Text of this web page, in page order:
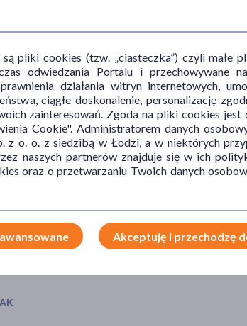
smaku i naturalnie
osób, które chcą
smoothie, owsianki czy
z dala od bezpośredniego
miodu jest zjawiskiem
pliki cookies (tzw. „ciasteczka”) czyli małe
odwiedzania Portalu i przechowywane
działania witryn internetowych,
ciągłe doskonalenie, personalizację
zainteresowań. Zgoda na pliki cookies jest
Cookie". Administratorem danych
z o. o. z siedzibą w Łodzi, a w niektórych
naszych partnerów znajduje się w ich
oraz o przetwarzaniu Twoich danych
Akceptuję i przechodzę